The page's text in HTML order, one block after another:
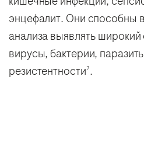
энцефалит. Они способны
анализа выявлять
вирусы, бактерии,
резистентности7.